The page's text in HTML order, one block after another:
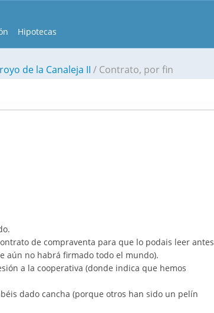
Hipotecas
de la Canaleja II Contrato, por fin
de compraventa para que lo podais leer antes
aún no habrá firmado todo el mundo).
a la cooperativa (donde indica que hemos
dado cancha (porque otros han sido un pelín